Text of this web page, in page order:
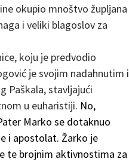
okupio mnoštvo župljana
i veliki blagoslov za
koju je predvodio
je svojim nadahnutim i
Paškala, stavljajući
u euharistiji. No,
Marko se dotaknuo
i apostolat. Žarko je
te brojnim aktivnostima za